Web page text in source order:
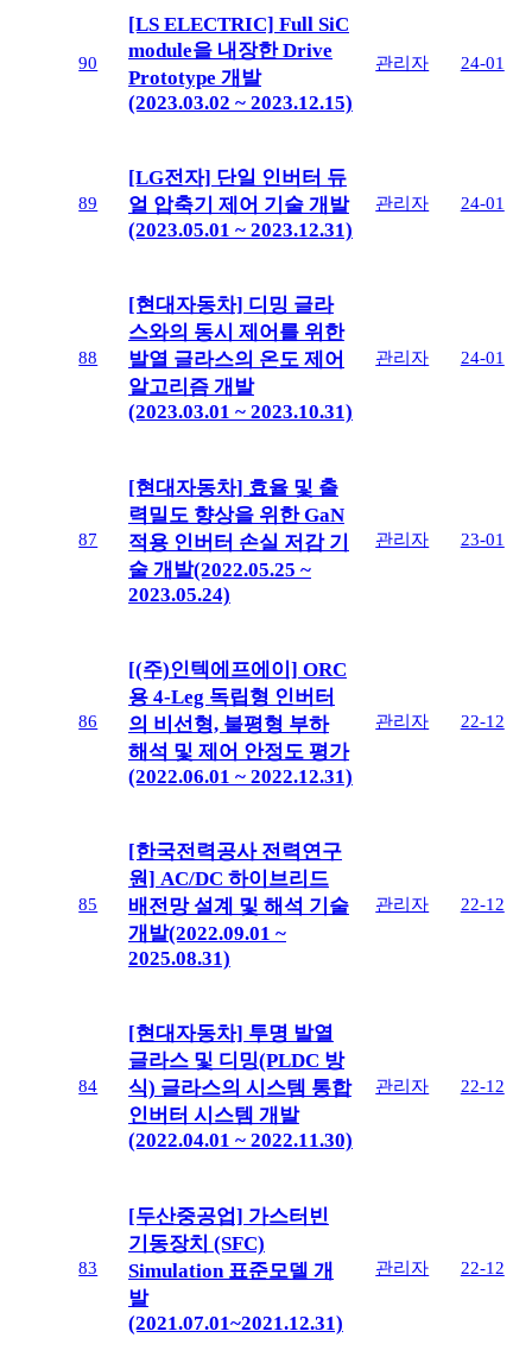
90
[LS ELECTRIC] Full SiC
module을 내장한 Drive
Prototype 개발
(2023.03.02 ~ 2023.12.15)
관리자 24-01
89
[LG전자] 단일 인버터 듀
얼 압축기 제어 기술 개발
(2023.05.01 ~ 2023.12.31)
관리자 24-01
88
[현대자동차] 디밍 글라
스와의 동시 제어를 위한
발열 글라스의 온도 제어
알고리즘 개발
(2023.03.01 ~ 2023.10.31)
관리자 24-01
87
[현대자동차] 효율 및 출
력밀도 향상을 위한 GaN
적용 인버터 손실 저감 기
술 개발(2022.05.25 ~
2023.05.24)
관리자 23-01
86
[(주)인텍에프에이] ORC
용 4-Leg 독립형 인버터
의 비선형, 불평형 부하
해석 및 제어 안정도 평가
(2022.06.01 ~ 2022.12.31)
관리자 22-12
85
[한국전력공사 전력연구
원] AC/DC 하이브리드
배전망 설계 및 해석 기술
개발(2022.09.01 ~
2025.08.31)
관리자 22-12
84
[현대자동차] 투명 발열
글라스 및 디밍(PLDC 방
식) 글라스의 시스템 통합
인버터 시스템 개발
(2022.04.01 ~ 2022.11.30)
관리자 22-12
83
[두산중공업] 가스터빈
기동장치 (SFC)
Simulation 표준모델 개
발
(2021.07.01~2021.12.31)
관리자 22-12